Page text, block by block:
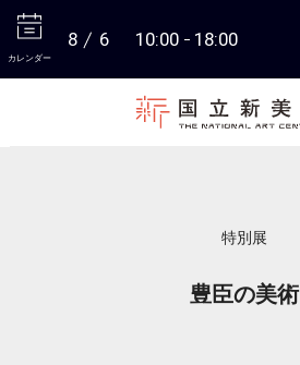
カレンダー
8 6 10:00 18:00
特別展
豊臣の美術